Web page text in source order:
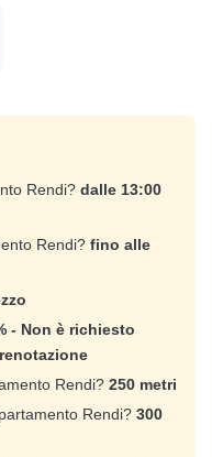
Rendi? dalle 13:00
Rendi? fino alle
- Non è richiesto
Rendi? 250 metri
Rendi? 300